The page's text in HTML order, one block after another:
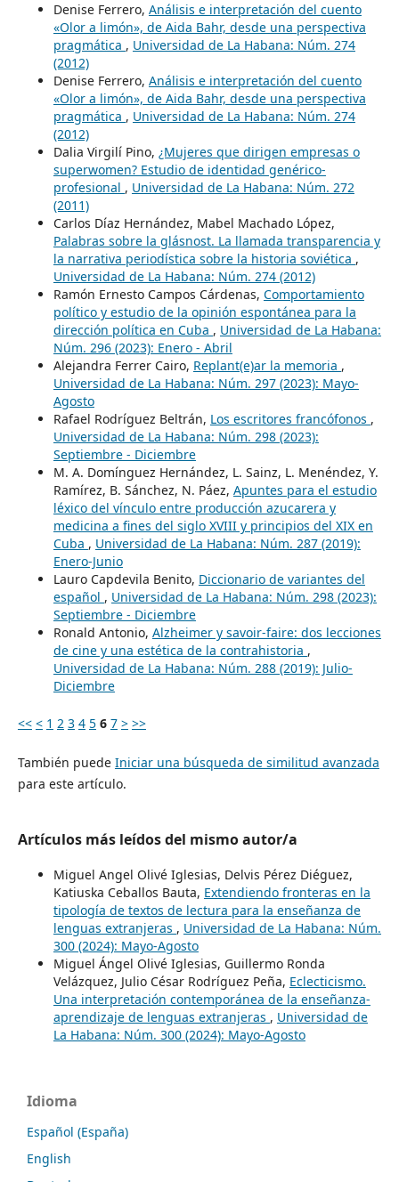
Denise Ferrero, Análisis e interpretación del cuento
«Olor a limón», de Aida Bahr, desde una perspectiva
pragmática , Universidad de La Habana: Núm. 274
(2012)
Denise Ferrero, Análisis e interpretación del cuento
«Olor a limón», de Aida Bahr, desde una perspectiva
pragmática , Universidad de La Habana: Núm. 274
(2012)
Dalia Virgilí Pino, ¿Mujeres que dirigen empresas o
superwomen? Estudio de identidad genérico-
profesional , Universidad de La Habana: Núm. 272
(2011)
Carlos Díaz Hernández, Mabel Machado López,
Palabras sobre la glásnost. La llamada transparencia y
la narrativa periodística sobre la historia soviética ,
Universidad de La Habana: Núm. 274 (2012)
Ramón Ernesto Campos Cárdenas, Comportamiento
político y estudio de la opinión espontánea para la
dirección política en Cuba , Universidad de La Habana:
Núm. 296 (2023): Enero - Abril
Alejandra Ferrer Cairo, Replant(e)ar la memoria ,
Universidad de La Habana: Núm. 297 (2023): Mayo-
Agosto
Rafael Rodríguez Beltrán, Los escritores francófonos ,
Universidad de La Habana: Núm. 298 (2023):
Septiembre - Diciembre
M. A. Domínguez Hernández, L. Sainz, L. Menéndez, Y.
Ramírez, B. Sánchez, N. Páez, Apuntes para el estudio
léxico del vínculo entre producción azucarera y
medicina a fines del siglo XVIII y principios del XIX en
Cuba , Universidad de La Habana: Núm. 287 (2019):
Enero-Junio
Lauro Capdevila Benito, Diccionario de variantes del
español , Universidad de La Habana: Núm. 298 (2023):
Septiembre - Diciembre
Ronald Antonio, Alzheimer y savoir-faire: dos lecciones
de cine y una estética de la contrahistoria ,
Universidad de La Habana: Núm. 288 (2019): Julio-
Diciembre
<< < 1 2 3 4 5 6 7 > >>
También puede Iniciar una búsqueda de similitud avanzada
para este artículo.
Artículos más leídos del mismo autor/a
Miguel Angel Olivé Iglesias, Delvis Pérez Diéguez,
Katiuska Ceballos Bauta, Extendiendo fronteras en la
tipología de textos de lectura para la enseñanza de
lenguas extranjeras , Universidad de La Habana: Núm.
300 (2024): Mayo-Agosto
Miguel Ángel Olivé Iglesias, Guillermo Ronda
Velázquez, Julio César Rodríguez Peña, Eclecticismo.
Una interpretación contemporánea de la enseñanza-
aprendizaje de lenguas extranjeras , Universidad de
La Habana: Núm. 300 (2024): Mayo-Agosto
Idioma
Español (España)
English